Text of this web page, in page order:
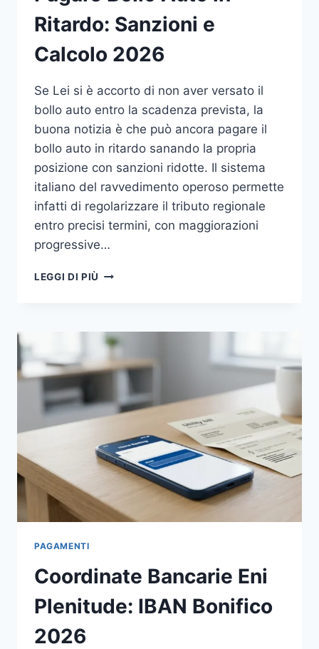
Ritardo: Sanzioni e
Calcolo 2026
Se Lei si è accorto di non aver versato il
bollo auto entro la scadenza prevista, la
buona notizia è che può ancora pagare il
bollo auto in ritardo sanando la propria
posizione con sanzioni ridotte. Il sistema
italiano del ravvedimento operoso permette
infatti di regolarizzare il tributo regionale
entro precisi termini, con maggiorazioni
progressive…
LEGGI DI PIÙ PAGARE
RITARDO:
SANZIONI
E
CALCOLO
PAGAMENTI
Coordinate Bancarie Eni
Plenitude: IBAN Bonifico
2026